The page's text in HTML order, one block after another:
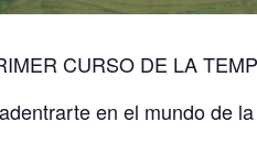
CURSO DE LA
en el mundo de